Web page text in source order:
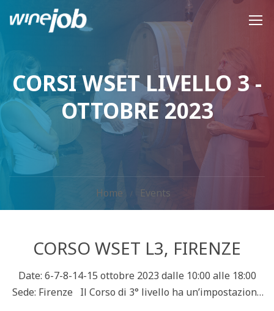
CORSI WSET LIVELLO 3 -
OTTOBRE 2023
Home Events
CORSO WSET L3, FIRENZE
Date: 6-7-8-14-15 ottobre 2023 dalle 10:00 alle 18:00
Sede: Firenze Il Corso di 3° livello ha un’impostazione